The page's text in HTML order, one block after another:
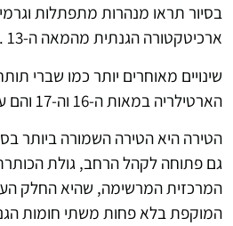
בסיור תראו מנהרות מתפתלות
ארכיטקטורה הגנתית מהמאה ה-13 .
שינויים מאוחרים יותר כמו שברי
הארטילריה במאות ה-16 וה-17 והם עדיין חמושים בתותחים.
הטירה היא הטירה השמורה ביותר
גם פתוחה לקהל הרחב, גולת
המרכזית המרשימה, שהיא החלק
המוקפת בלא פחות משתי חומות